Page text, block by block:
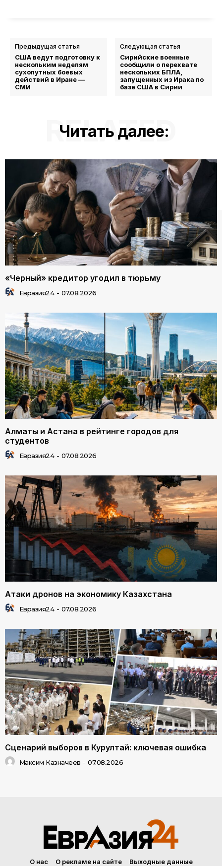
Предыдущая статья
США ведут подготовку к
нескольким неделям
сухопутных боевых
действий в Иране —
СМИ
Следующая статья
Сирийские военные
сообщили о перехвате
нескольких БПЛА,
запущенных из Ирака по
базе США в Сирии
Читать далее:
RELATED
«Черный» кредитор угодил в тюрьму
Евразия24 - 07.08.2026
Алматы и Астана в рейтинге городов для
студентов
Евразия24 - 07.08.2026
Атаки дронов на экономику Казахстана
Евразия24 - 07.08.2026
Сценарий выборов в Курултай: ключевая ошибка
Максим Казначеев - 07.08.2026
О нас О рекламе на сайте Выходные данные